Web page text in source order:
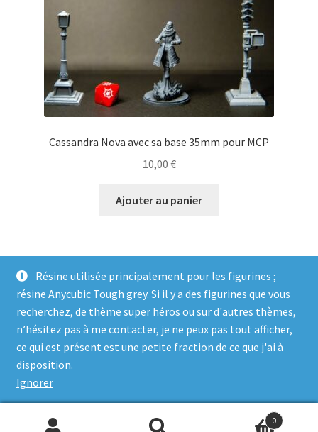
Résine utilisée principalement pour les figurines ;
résine Anycubic Tough grey. Si il y a des figurines que vous
recherchez, de thème super héros ou sur d'autres thèmes,
n’hésitez pas à me contacter, je ne peux pas tout afficher,
ce qui est présent est une petite fraction de ce que j'ai à
disposition.
Ignorer
Cassandra Nova avec sa base 35mm pour MCP
10,00 €
Ajouter au panier
© Genosha Impact 2026
Built with WooCommerce
0